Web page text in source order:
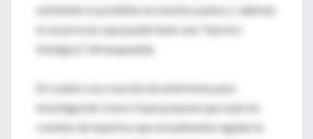
existentes lo prohíben en muchos países y además
es un proceso que puede tener una “barrera
biológica” infranqueable.
En cuanto a la creación de embriones para
investigación, Insoo Hyun propone que sean los
comités de expertos que actualmente regulan la